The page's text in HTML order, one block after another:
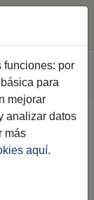
la
funciones: por
para
mejorar
analizar datos
más
aquí.